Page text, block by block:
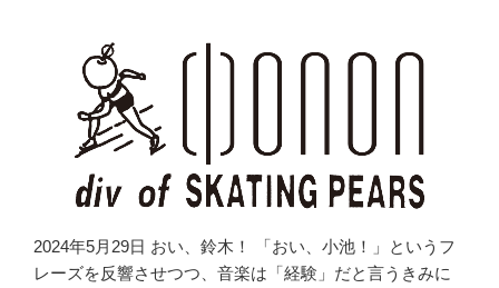
2024年5月29日 おい、鈴木！ 「おい、小池！」というフ
レーズを反響させつつ、音楽は「経験」だと言うきみに